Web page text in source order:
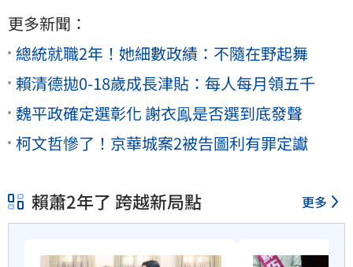
更多新聞：
總統就職2年！她細數政績：不隨在野起舞
賴清德拋0-18歲成長津貼：每人每月領五千
魏平政確定選彰化 謝衣鳯是否選到底發聲
柯文哲慘了！京華城案2被告圖利有罪定讞
賴蕭2年了 跨越新局點 更多